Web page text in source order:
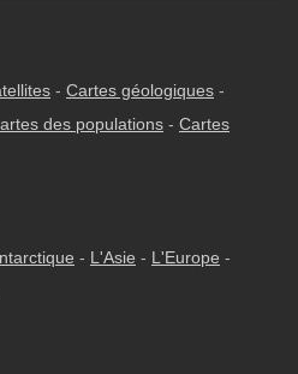
- Cartes géologiques -
des populations - Cartes
- L'Asie - L'Europe -